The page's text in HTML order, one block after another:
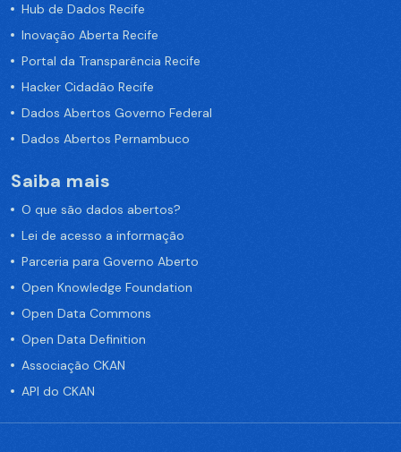
Hub de Dados Recife
Inovação Aberta Recife
Portal da Transparência Recife
Hacker Cidadão Recife
Dados Abertos Governo Federal
Dados Abertos Pernambuco
Saiba mais
O que são dados abertos?
Lei de acesso a informação
Parceria para Governo Aberto
Open Knowledge Foundation
Open Data Commons
Open Data Definition
Associação CKAN
API do CKAN